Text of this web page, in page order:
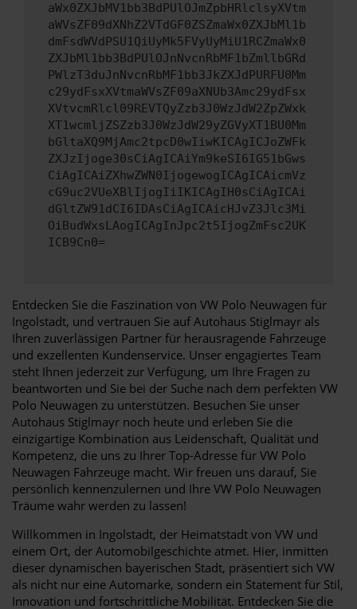
aWx0ZXJbMV1bb3BdPUlOJmZpbHRlclsyXVtm
aWVsZF09dXNhZ2VTdGF0ZSZmaWx0ZXJbMl1b
dmFsdWVdPSU1QiUyMk5FVyUyMiU1RCZmaWx0
ZXJbMl1bb3BdPUlOJnNvcnRbMF1bZmllbGRd
PWlzT3duJnNvcnRbMF1bb3JkZXJdPURFU0Mm
c29ydFsxXVtmaWVsZF09aXNUb3Amc29ydFsx
XVtvcmRlcl09REVTQyZzb3J0WzJdW2ZpZWxk
XT1wcmljZSZzb3J0WzJdW29yZGVyXT1BU0Mm
bGltaXQ9MjAmc2tpcD0wIiwKICAgICJoZWFk
ZXJzIjoge30sCiAgICAiYm9keSI6IG51bGws
CiAgICAiZXhwZWN0IjogewogICAgICAicmVz
cG9uc2VUeXBlIjogIiIKICAgIH0sCiAgICAi
dGltZW91dCI6IDAsCiAgICAicHJvZ3Jlc3Mi
OiBudWxsLAogICAgInJpc2t5IjogZmFsc2UK
ICB9Cn0=
Entdecken Sie die Faszination von VW Polo Neuwagen für
Ingolstadt, und vertrauen Sie auf Autohaus Stiglmayr als
Ihren zuverlässigen Partner für herausragende Fahrzeuge
und exzellenten Kundenservice. Unser engagiertes Team
steht Ihnen jederzeit zur Verfügung, um Ihre Fragen zu
beantworten und Sie bei der Suche nach dem perfekten VW
Polo Neuwagen zu unterstützen. Besuchen Sie unser
Autohaus Stiglmayr noch heute und erleben Sie die
einzigartige Kombination aus Leidenschaft, Qualität und
Kompetenz, die uns zu Ihrer Top-Adresse für VW Polo
Neuwagen Fahrzeuge macht. Wir freuen uns darauf, Sie
persönlich kennenzulernen und Ihre VW Polo Neuwagen
Träume wahr werden zu lassen!
Willkommen in Ingolstadt, der Heimatstadt von VW und
einem Ort, der Automobilgeschichte atmet. Hier, inmitten
dieser dynamischen bayerischen Stadt, präsentiert sich VW
als nicht nur eine Automarke, sondern ein Statement für Stil,
Innovation und fortschrittliche Mobilität. Entdecken Sie die